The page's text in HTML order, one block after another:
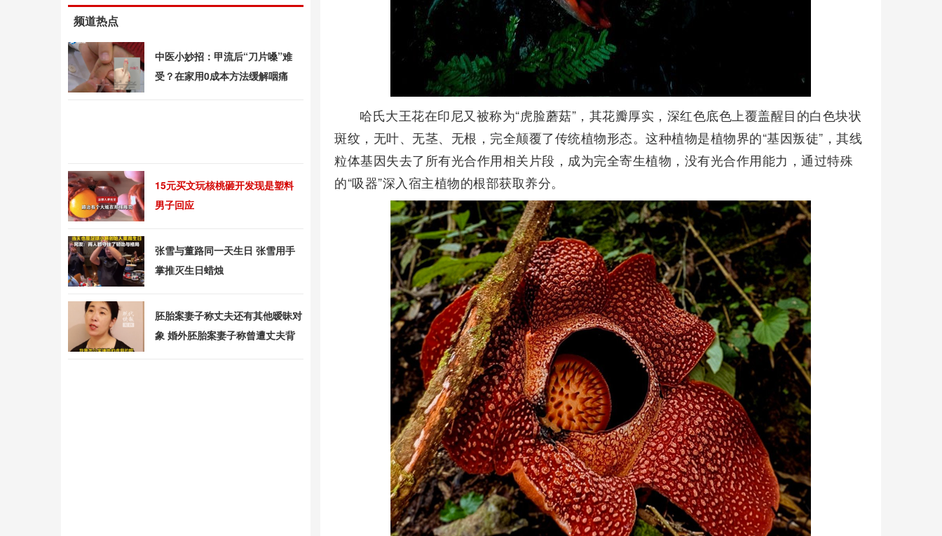
哈氏大王花在印尼又被称为“虎脸蘑菇”，其花瓣厚实，深红色底色上覆盖醒目的白色块状
斑纹，无叶、无茎、无根，完全颠覆了传统植物形态。这种植物是植物界的“基因叛徒”，其线
粒体基因失去了所有光合作用相关片段，成为完全寄生植物，没有光合作用能力，通过特殊
的“吸器”深入宿主植物的根部获取养分。
频道热点
中医小妙招：甲流后“刀片嗓”难
受？在家用0成本方法缓解咽痛
15元买文玩核桃砸开发现是塑料
男子回应
张雪与董路同一天生日 张雪用手
掌推灭生日蜡烛
胚胎案妻子称丈夫还有其他暧昧对
象 婚外胚胎案妻子称曾遭丈夫背